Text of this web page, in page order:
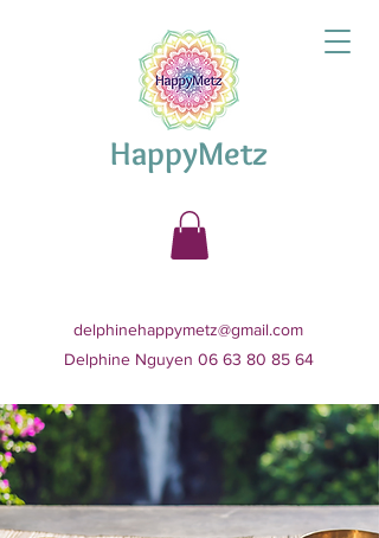
HappyMetz
delphinehappymetz@gmail.com
Delphine Nguyen 06 63 80 85 64